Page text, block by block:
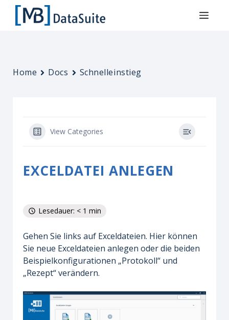
Home Docs Schnelleinstieg
View Categories
EXCELDATEI ANLEGEN
Lesedauer: < 1 min
Gehen Sie links auf Exceldateien. Hier können
Sie neue Exceldateien anlegen oder die beiden
Beispielkonfigurationen „Protokoll“ und
„Rezept“ verändern.